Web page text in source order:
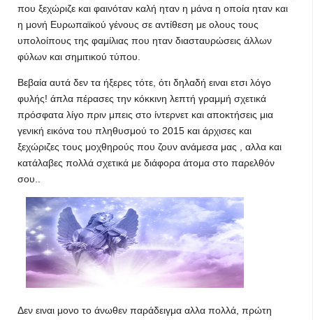
που ξεχώριζε και φαινόταν καλή ηταν η μάνα η οποία ηταν και
η μονή Ευρωπαϊκού γένους σε αντίθεση με ολους τους
υπολοίπους της φαμίλιας που ηταν διασταυρώσεις άλλων
φύλων και σημιτικού τύπου.
Βεβαία αυτά δεν τα ήξερες τότε, ότι δηλαδή ειναι ετσι λόγο
φυλής! άπλα πέρασες την κόκκινη λεπτή γραμμή σχετικά
πρόσφατα λίγο πριν μπεις στο ίντερνετ και αποκτήσεις μια
γενική εικόνα του πληθυσμού το 2015 και άρχισες και
ξεχώριζες τους μοχθηρούς που ζουν ανάμεσα μας , αλλα και
κατάλαβες πολλά σχετικά με διάφορα άτομα στο παρελθόν
σου..
Δεν ειναι μονο το άνωθεν παράδειγμα αλλα πολλά, πρώτη